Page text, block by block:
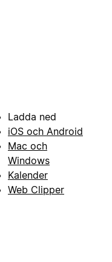
Ladda ned
iOS och Android
Mac och
Windows
Kalender
Web Clipper